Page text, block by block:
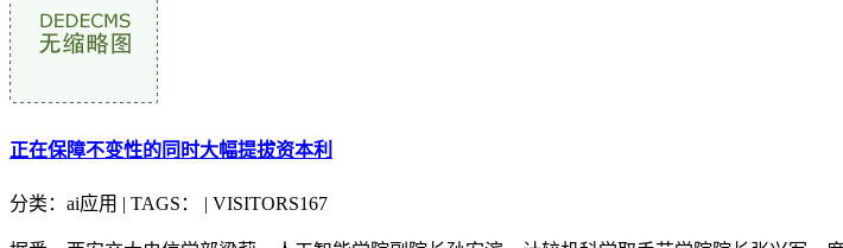
正在保障不变性的同时大幅提拔资本利
分类：ai应用 | TAGS： | VISITORS167